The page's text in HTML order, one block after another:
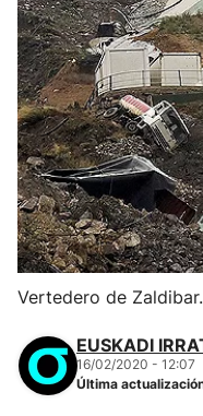
Vertedero de
EUSKADI
16/02/2020 - 12:07
Última